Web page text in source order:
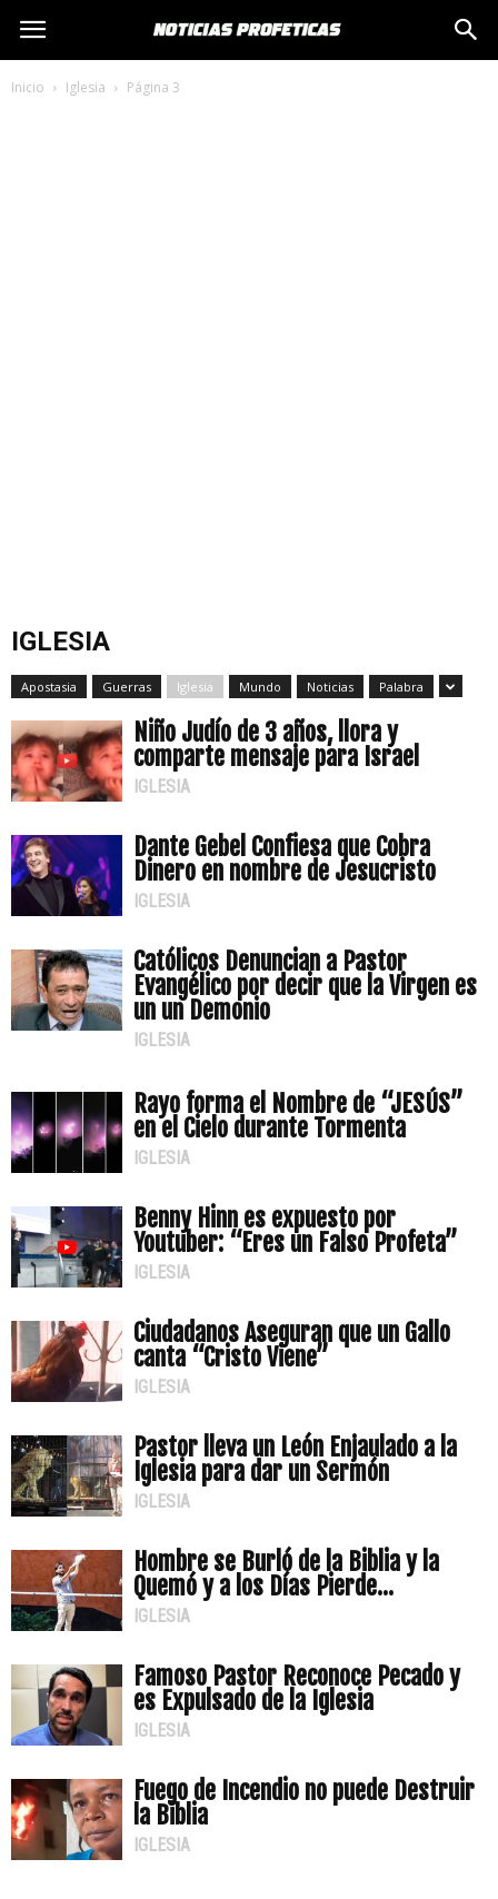
Inicio Iglesia Página 3
IGLESIA
Apostasia Guerras Iglesia Mundo Noticias Palabra
Niño Judío de 3 años, llora y
comparte mensaje para Israel
IGLESIA
Dante Gebel Confiesa que Cobra
Dinero en nombre de Jesucristo
IGLESIA
Católicos Denuncian a Pastor
Evangélico por decir que la Virgen es
un un Demonio
IGLESIA
Rayo forma el Nombre de “JESÚS”
en el Cielo durante Tormenta
IGLESIA
Benny Hinn es expuesto por
Youtuber: “Eres un Falso Profeta”
IGLESIA
Ciudadanos Aseguran que un Gallo
canta “Cristo Viene”
IGLESIA
Pastor lleva un León Enjaulado a la
Iglesia para dar un Sermón
IGLESIA
Hombre se Burló de la Biblia y la
Quemó y a los Días Pierde...
IGLESIA
Famoso Pastor Reconoce Pecado y
es Expulsado de la Iglesia
IGLESIA
Fuego de Incendio no puede Destruir
la Biblia
IGLESIA